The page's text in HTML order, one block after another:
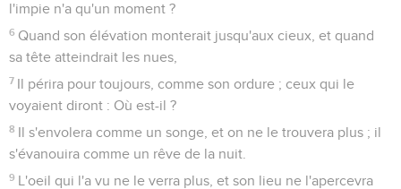
l'impie n'a qu'un moment ?
6 Quand son élévation monterait jusqu'aux cieux, et quand
sa tête atteindrait les nues,
7 Il périra pour toujours, comme son ordure ; ceux qui le
voyaient diront : Où est-il ?
8 Il s'envolera comme un songe, et on ne le trouvera plus ; il
s'évanouira comme un rêve de la nuit.
9 L'oeil qui l'a vu ne le verra plus, et son lieu ne l'apercevra